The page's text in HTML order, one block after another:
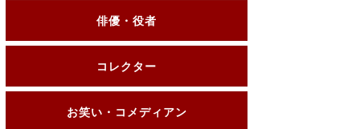
俳優・役者
コレクター
お笑い・コメディアン